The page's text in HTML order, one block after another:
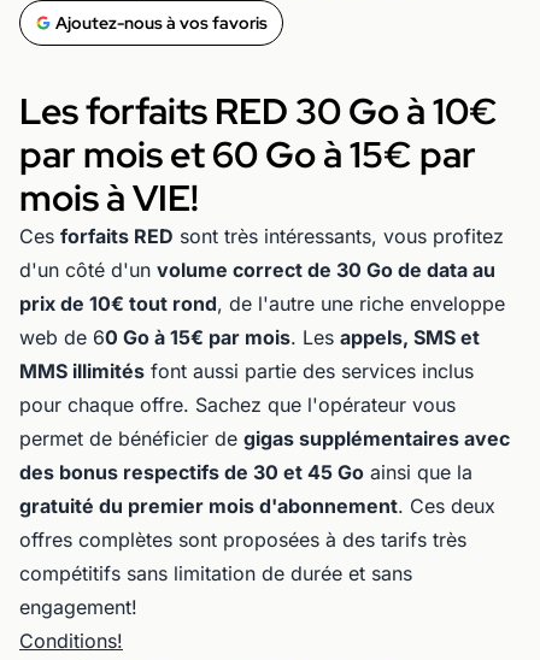
Ajoutez-nous à vos favoris
Les forfaits RED 30 Go à 10€
par mois et 60 Go à 15€ par
mois à VIE!
Ces forfaits RED sont très intéressants, vous profitez
d'un côté d'un volume correct de 30 Go de data au
prix de 10€ tout rond, de l'autre une riche enveloppe
web de 60 Go à 15€ par mois. Les appels, SMS et
MMS illimités font aussi partie des services inclus
pour chaque offre. Sachez que l'opérateur vous
permet de bénéficier de gigas supplémentaires avec
des bonus respectifs de 30 et 45 Go ainsi que la
gratuité du premier mois d'abonnement. Ces deux
offres complètes sont proposées à des tarifs très
compétitifs sans limitation de durée et sans
engagement!
Conditions!